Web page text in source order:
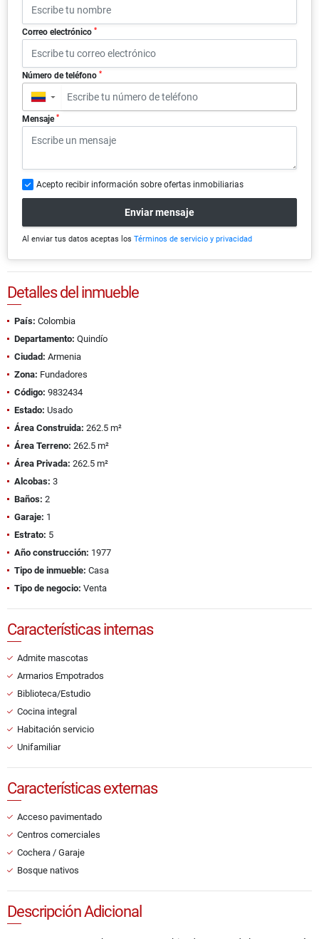
Correo electrónico *
Número de teléfono *
▼
Mensaje *
Acepto recibir información sobre ofertas inmobiliarias
Enviar mensaje
Al enviar tus datos aceptas los Términos de servicio y privacidad
Detalles del inmueble
País: Colombia
Departamento: Quindío
Ciudad: Armenia
Zona: Fundadores
Código: 9832434
Estado: Usado
Área Construida: 262.5 m²
Área Terreno: 262.5 m²
Área Privada: 262.5 m²
Alcobas: 3
Baños: 2
Garaje: 1
Estrato: 5
Año construcción: 1977
Tipo de inmueble: Casa
Tipo de negocio: Venta
Características internas
Admite mascotas
Armarios Empotrados
Biblioteca/Estudio
Cocina integral
Habitación servicio
Unifamiliar
Características externas
Acceso pavimentado
Centros comerciales
Cochera / Garaje
Bosque nativos
Descripción Adicional